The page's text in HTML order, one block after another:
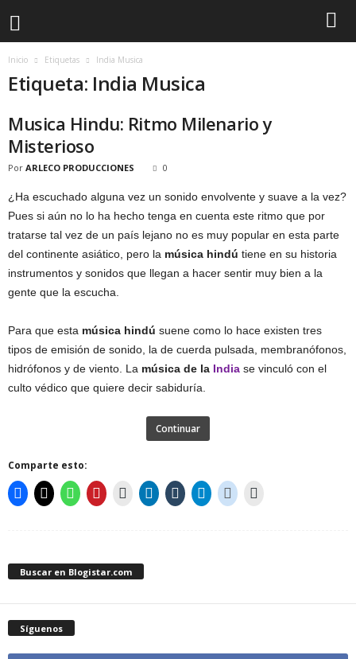
Inicio Etiquetas India Musica
Etiqueta: India Musica
Musica Hindu: Ritmo Milenario y
Misterioso
Por ARLECO PRODUCCIONES 0
¿Ha escuchado alguna vez un sonido envolvente y suave a la vez?
Pues si aún no lo ha hecho tenga en cuenta este ritmo que por
tratarse tal vez de un país lejano no es muy popular en esta parte
del continente asiático, pero la música hindú tiene en su historia
instrumentos y sonidos que llegan a hacer sentir muy bien a la
gente que la escucha.
Para que esta música hindú suene como lo hace existen tres
tipos de emisión de sonido, la de cuerda pulsada, membranófonos,
hidrófonos y de viento. La música de la India se vinculó con el
culto védico que quiere decir sabiduría.
Continuar
Comparte esto:
Buscar en Blogistar.com
Síguenos